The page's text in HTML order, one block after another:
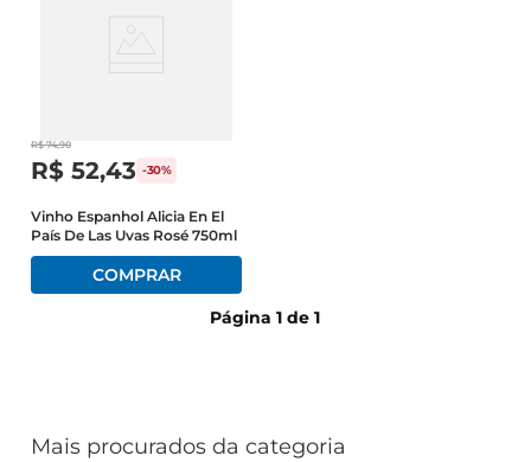
R$ 74,90
R$ 52,43 -30%
Vinho Espanhol Alicia En El
País De Las Uvas Rosé 750ml
Página1 de 1
Mais procurados da categoria